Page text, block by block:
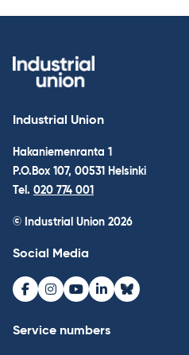
Industrial Union
Hakaniemenranta 1
P.O.Box 107, 00531 Helsinki
Tel. 020 774 001
© Industrial Union 2026
Social Media
Facebook
Instagram
Youtube
LinkedInBluesky
Service numbers